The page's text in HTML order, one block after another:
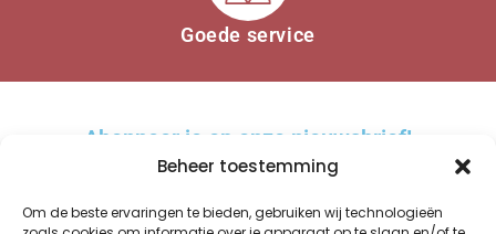
Beheer toestemming
Om de beste ervaringen te bieden, gebruiken wij technologieën
Goede service
Abonneer je op onze nieuwsbrief!